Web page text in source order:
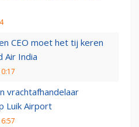
CEO moet het tij keren
Air India
vrachtafhandelaar
Luik Airport